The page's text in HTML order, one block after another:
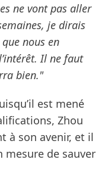
ne vont pas aller
je dirais
nous en
Il ne faut
bien."
est mené
Zhou
à son avenir, et il
mesure de sauver